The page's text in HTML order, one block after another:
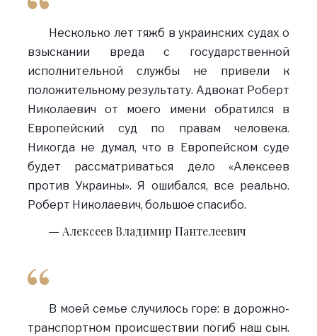
Несколько лет тяжб в украинских судах о
взыскании вреда с государственной
исполнительной службы не привели к
положительному результату. Адвокат Роберт
Николаевич от моего имени обратился в
Европейский суд по правам человека.
Никогда не думал, что в Европейском суде
будет рассматриваться дело «Алексеев
против Украины». Я ошибался, все реально.
Роберт Николаевич, большое спасибо.
Алексеев Владимир Пантелеевич
В моей семье случилось горе: в дорожно-
транспортном происшествии погиб наш сын.